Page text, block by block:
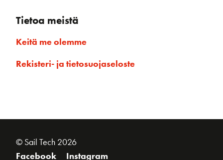
Tietoa meistä
Keitä me olemme
Rekisteri- ja tietosuojaseloste
© Sail Tech 2026
Facebook
Instagram